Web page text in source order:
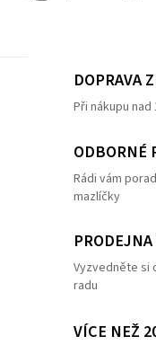
DOPRAVA
Při nákupu
ODBORNÉ
Rádi vám
mazlíčky
Vyzvedněte si
radu
VÍCE NEŽ